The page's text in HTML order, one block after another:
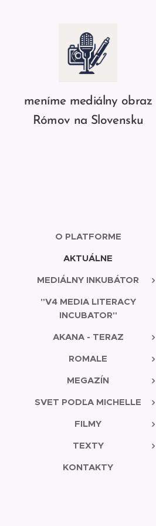
meníme mediálny obraz
Rómov na Slovensku
O PLATFORME
AKTUÁLNE
MEDIÁLNY INKUBÁTOR
"V4 MEDIA LITERACY
INCUBATOR"
AKANA - TERAZ
ROMALE
MEGAZÍN
SVET PODĽA MICHELLE
FILMY
TEXTY
KONTAKTY